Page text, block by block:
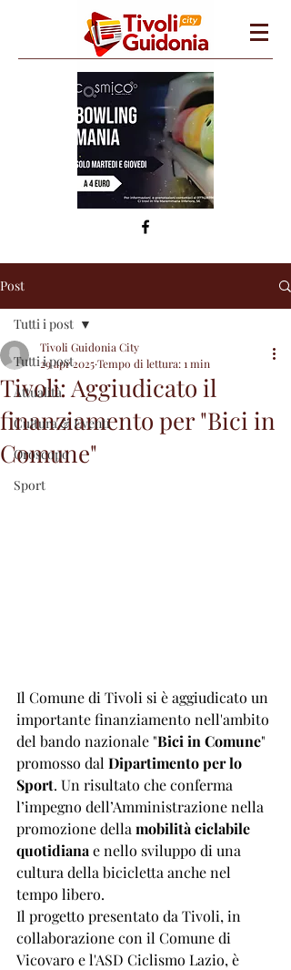
Post
Tutti i post
Attualità
Cultura & Eventi
Oroscopo
Sport
Tutti i post
Tivoli: Aggiudicato il
finanziamento per "Bici in
Comune"
Tivoli Guidonia City
29 apr 2025Tempo di lettura: 1 min
Il Comune di Tivoli si è aggiudicato un
importante finanziamento nell'ambito
del bando nazionale "Bici in Comune"
promosso dal Dipartimento per lo
Sport. Un risultato che conferma
l’impegno dell’Amministrazione nella
promozione della mobilità ciclabile
quotidiana e nello sviluppo di una
cultura della bicicletta anche nel
tempo libero.
Il progetto presentato da Tivoli, in
collaborazione con il Comune di
Vicovaro e l'ASD Ciclismo Lazio, è